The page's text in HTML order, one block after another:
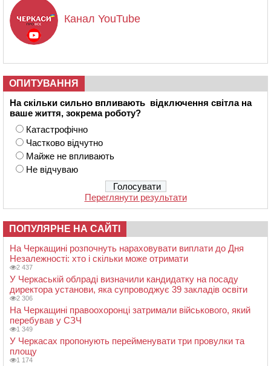
Канал YouTube
ОПИТУВАННЯ
На скільки сильно впливають відключення світла на
ваше життя, зокрема роботу?
Катастрофічно
Частково відчутно
Майже не впливають
Не відчуваю
Переглянути результати
ПОПУЛЯРНЕ НА САЙТІ
На Черкащині розпочнуть нараховувати виплати до Дня
Незалежності: хто і скільки може отримати
2 437
У Черкаській облраді визначили кандидатку на посаду
директора установи, яка супроводжує 39 закладів освіти
2 306
На Черкащині правоохоронці затримали військового, який
перебував у СЗЧ
1 349
У Черкасах пропонують перейменувати три провулки та
площу
1 174